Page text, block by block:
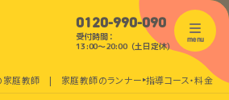
0120-990-090
受付時間：
13:00〜20:00（土日定休）
menu
家庭教師 | 家庭教師のランナー 指導コース・料金